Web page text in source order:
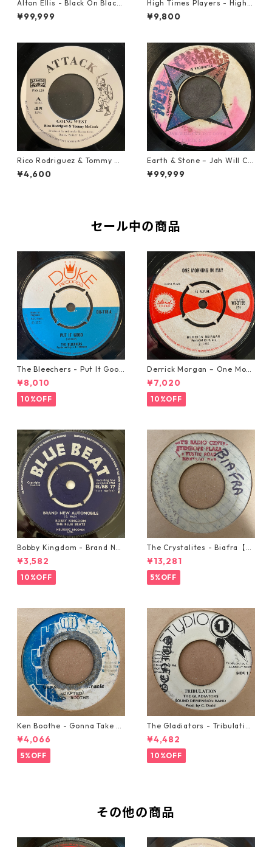
Alton Ellis - Black On Black
【7-21982】
¥99,999
High Times Players - High T
imes Theme【7-21926】
¥9,800
Rico Rodriguez & Tommy Mc
Cook - Going West【7-2198
3】
¥4,600
Earth & Stone – Jah Will Cu
t You Down【7-21914】
¥99,999
セール中の商品
The Bleechers - Put It Good
【7-21637】
¥8,010
10%OFF
Derrick Morgan – One Morn
ing In May【7-21653】
¥7,020
10%OFF
Bobby Kingdom - Brand Ne
w Automobile【7-20889】
¥3,582
10%OFF
The Crystalites - Biafra【7-
21293】
¥13,281
5%OFF
Ken Boothe - Gonna Take A
Miracle【7-21362】
¥4,066
5%OFF
The Gladiators - Tribulation
【7-21365】
¥4,482
10%OFF
その他の商品